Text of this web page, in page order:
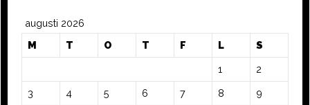
augusti 2026
M
T O T F L S
1 2
3 4 5 6 7 8 9